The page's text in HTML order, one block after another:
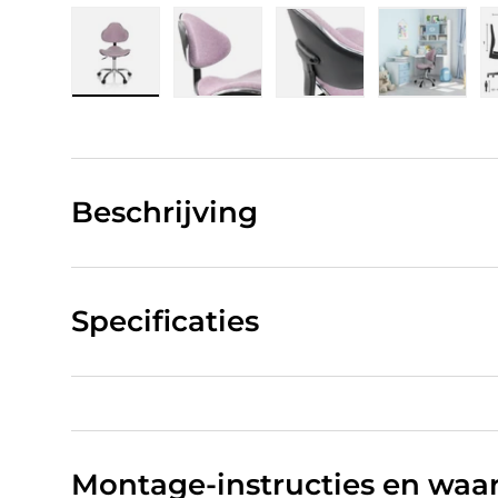
Beschrijving
Specificaties
Montage-instructies en